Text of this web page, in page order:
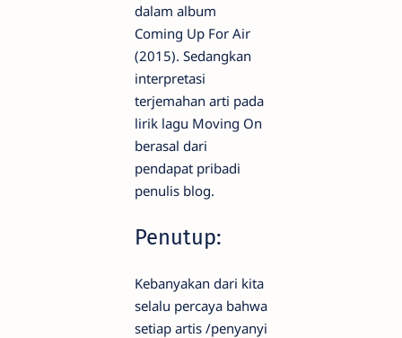
dalam album
Coming Up For Air
(2015). Sedangkan
interpretasi
terjemahan arti pada
lirik lagu Moving On
berasal dari
pendapat pribadi
penulis blog.
Penutup:
Kebanyakan dari kita
selalu percaya bahwa
setiap artis /penyanyi